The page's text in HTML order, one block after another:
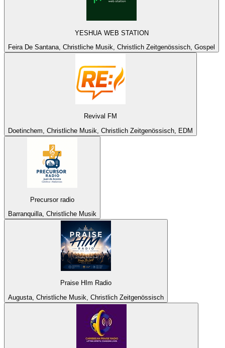
YESHUA WEB STATION
Feira De Santana, Christliche Musik, Christlich Zeitgenössisch, Gospel
Revival FM
Doetinchem, Christliche Musik, Christlich Zeitgenössisch, EDM
Precursor radio
Barranquilla, Christliche Musik
Praise HIm Radio
Augusta, Christliche Musik, Christlich Zeitgenössisch